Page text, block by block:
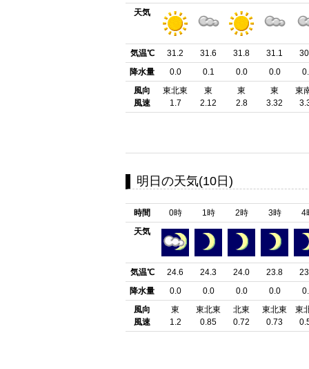
天気
気温℃
降水量
風向
風速
31.2
0.0
東北東
1.7
31.6
0.1
東
2.12
31.8
0.0
東
2.8
31.1
0.0
東
3.32
東
明日の天気(10日)
時間
天気
気温℃
降水量
風向
風速
0時
24.6
0.0
東
1.2
1時
24.3
0.0
東北東
0.85
2時
24.0
0.0
北東
0.72
3時
23.8
0.0
東北東
0.73
4
東